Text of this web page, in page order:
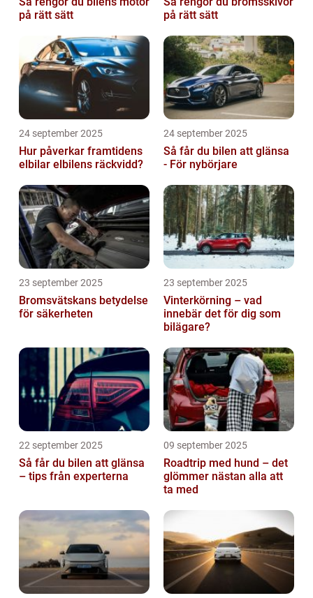
på rätt sätt
på rätt sätt
24 september 2025
Hur påverkar framtidens
elbilar elbilens räckvidd?
24 september 2025
Så får du bilen att glänsa
- För nybörjare
23 september 2025
Bromsvätskans betydelse
för säkerheten
23 september 2025
Vinterkörning – vad
innebär det för dig som
bilägare?
22 september 2025
Så får du bilen att glänsa
– tips från experterna
09 september 2025
Roadtrip med hund – det
glömmer nästan alla att
ta med